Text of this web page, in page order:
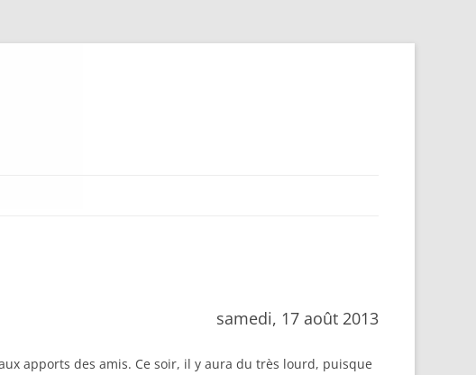
samedi, 17 août 2013
apports des amis. Ce soir, il y aura du très lourd, puisque